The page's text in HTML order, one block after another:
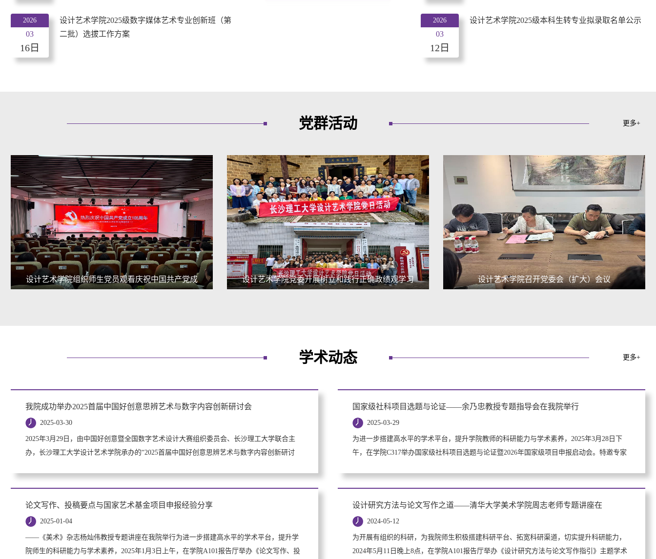
2026
03
16日
设计艺术学院2025级数字媒体艺术专业创新班（第
二批）选拔工作方案
2026
03
12日
设计艺术学院2025级本科生转专业拟录取名单公示
更多+
党群活动
设计艺术学院组织师生党员观看庆祝中国共产党成 设计艺术学院党委开展树立和践行正确政绩观学习 设计艺术学院召开党委会（扩大）会议
更多+
学术动态
我院成功举办2025首届中国好创意思辨艺术与数字内容创新研讨会
2025-03-30
2025年3月29日，由中国好创意暨全国数字艺术设计大赛组织委员会、长沙理工大学联合主
办，长沙理工大学设计艺术学院承办的“2025首届中国好创意思辨艺术与数字内容创新研讨
国家级社科项目选题与论证——余乃忠教授专题指导会在我院举行
2025-03-29
为进一步搭建高水平的学术平台，提升学院教师的科研能力与学术素养，2025年3月28日下
午，在学院C317举办国家级社科项目选题与论证暨2026年国家级项目申报启动会。特邀专家
论文写作、投稿要点与国家艺术基金项目申报经验分享
2025-01-04
——《美术》杂志杨灿伟教授专题讲座在我院举行为进一步搭建高水平的学术平台，提升学
院师生的科研能力与学术素养，2025年1月3日上午，在学院A101报告厅举办《论文写作、投
设计研究方法与论文写作之道——清华大学美术学院周志老师专题讲座在
2024-05-12
为开展有组织的科研，为我院师生积极搭建科研平台、拓宽科研渠道，切实提升科研能力，
2024年5月11日晚上8点，在学院A101报告厅举办《设计研究方法与论文写作指引》主题学术